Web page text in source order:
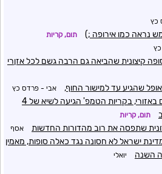
כץ
נראה כמו אירופה ;) תום, קריות
קיצונית שהביאה גם הרבה גשם לכל אזןרי
שהגיע עד למישור החוף, אבי - פרדס כץ
אני זוכר שגם באזורי, בקריות הטמפ' הגיעה לשיא של 4
תום, קריות
שתפסה את רוב מהדורות החדשות אסף
ישראל לא חסונה נגד כאלה סופות, מאמין
השנה
יואלי